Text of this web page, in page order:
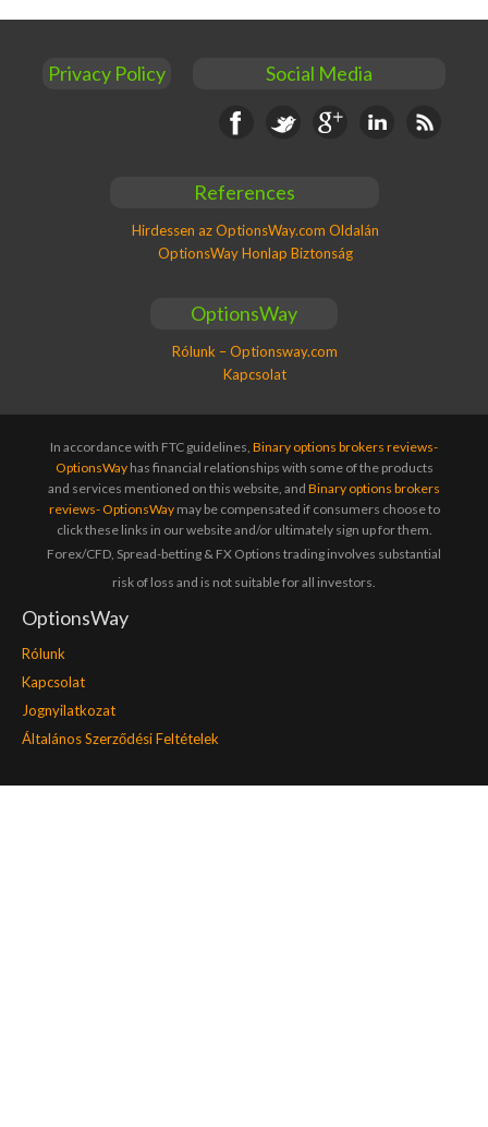
Privacy Policy Social Media
Facebook Google+ Linkedin RSS
References
Hirdessen az OptionsWay.com Oldalán
OptionsWay Honlap Biztonság
OptionsWay
Rólunk – Optionsway.com
Kapcsolat
In accordance with FTC guidelines, Binary options brokers reviews-
OptionsWayhas financial relationships with some of the products
and services mentioned on this website, and Binary options brokers
reviews- OptionsWaymay be compensated if consumers choose to
click these links in our website and/or ultimately sign up for them.
Forex/CFD, Spread-betting & FX Options trading involves substantial
risk of loss and is not suitable for all investors.
OptionsWay
Rólunk
Kapcsolat
Jognyilatkozat
Általános Szerződési Feltételek